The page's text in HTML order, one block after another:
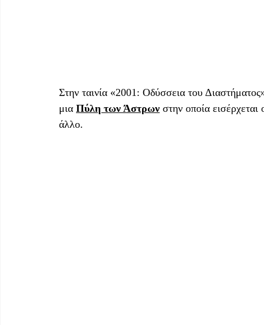
Στην ταινία «2001: Οδύσσεια του
μια Πύλη των Άστρων στην οποία
άλλο.